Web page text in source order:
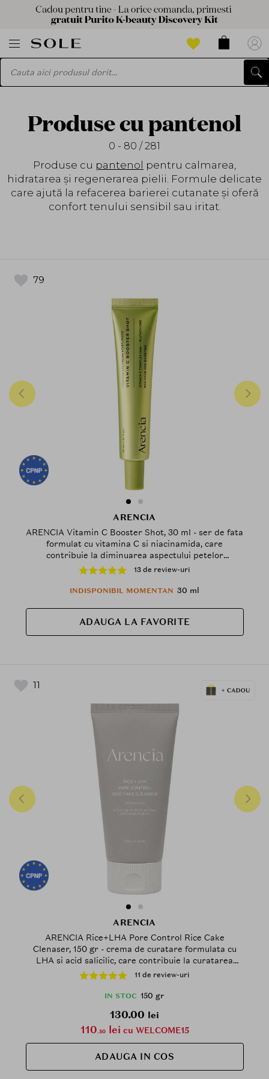
Produse cu pantenol
0 - 80 / 281
Produse cu pantenol pentru calmarea,
hidratarea și regenerarea pielii. Formule delicate
care ajută la refacerea barierei cutanate și oferă
confort tenului sensibil sau iritat.
79
ARENCIA
ARENCIA Vitamin C Booster Shot, 30 ml - ser de fata
formulat cu vitamina C si niacinamida, care
contribuie la diminuarea aspectului petelor
pigmentare si la uniformizarea vizibila a tonului pielii
si la metinerea barierei pielii
13 de review-uri
INDISPONIBIL MOMENTAN 30 ml
ADAUGA LA FAVORITE
11
ARENCIA
ARENCIA Rice+LHA Pore Control Rice Cake
Clenaser, 150 gr - crema de curatare formulata cu
LHA si acid salicilic, care contribuie la curatarea
porilor si la indepartarea impuritatilor, excesului de
sebum, reziduurilor de machiaj si celulelor moarte
11 de review-uri
IN STOC 150 gr
130.00 lei
110.50lei cu WELCOME15
ADAUGA IN COS